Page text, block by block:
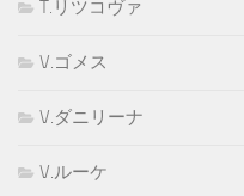
T.リツコヴァ
V.ゴメス
V.ダニリーナ
V.ルーケ